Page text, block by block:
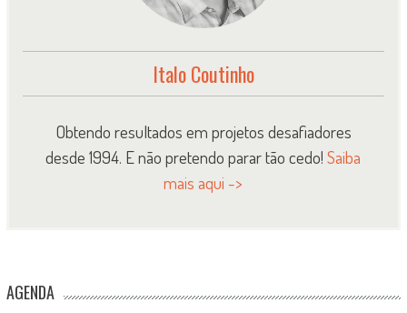
Italo Coutinho
Obtendo resultados em projetos desafiadores
desde 1994. E não pretendo parar tão cedo!Saiba
mais aqui ->
AGENDA